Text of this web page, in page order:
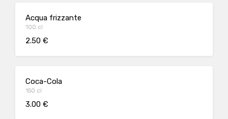
Acqua frizzante
100 cl
2.50 €
Coca-Cola
150 cl
3.00 €